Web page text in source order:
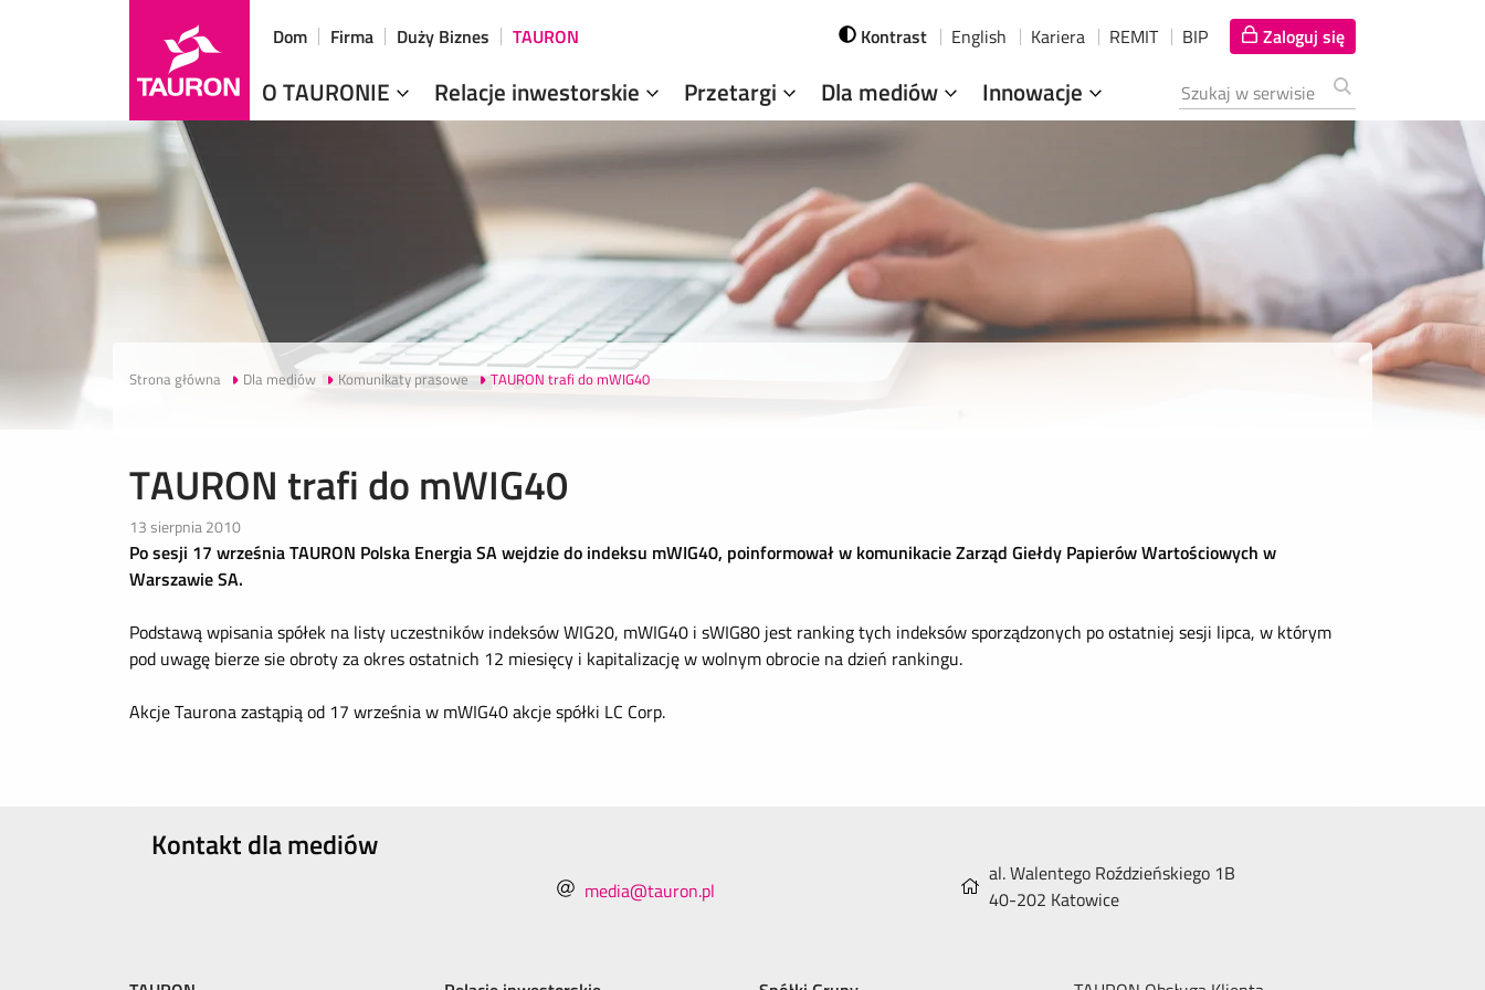
Dom Firma Duży Biznes
TAURON
Szukana fraza
Zaloguj się
O TAURONIE Relacje inwestorskie Przetargi Dla mediów Innowacje
Kontrast English Kariera REMIT BIP
Strona główna Dla mediów Komunikaty prasowe TAURON trafi do mWIG40
TAURON trafi do mWIG40
13 sierpnia 2010
Po sesji 17 września TAURON Polska Energia SA wejdzie do indeksu mWIG40, poinformował w komunikacie Zarząd Giełdy Papierów Wartościowych w
Warszawie SA.
Podstawą wpisania spółek na listy uczestników indeksów WIG20, mWIG40 i sWIG80 jest ranking tych indeksów sporządzonych po ostatniej sesji lipca, w którym
pod uwagę bierze sie obroty za okres ostatnich 12 miesięcy i kapitalizację w wolnym obrocie na dzień rankingu.
Akcje Taurona zastąpią od 17 września w mWIG40 akcje spółki LC Corp.
Kontakt dla mediów
media@tauron.pl
al. Walentego Roździeńskiego 1B
40-202 Katowice